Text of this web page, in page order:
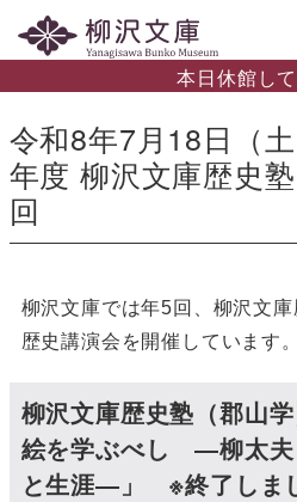
本日休館し
令和8年7月18日（
年度 柳沢文庫歴史
回
柳沢文庫では年5回、柳沢文
歴史講演会を開催しています。
柳沢文庫歴史塾（郡山
絵を学ぶべし ―柳太夫
と生涯―」 ※終了しま